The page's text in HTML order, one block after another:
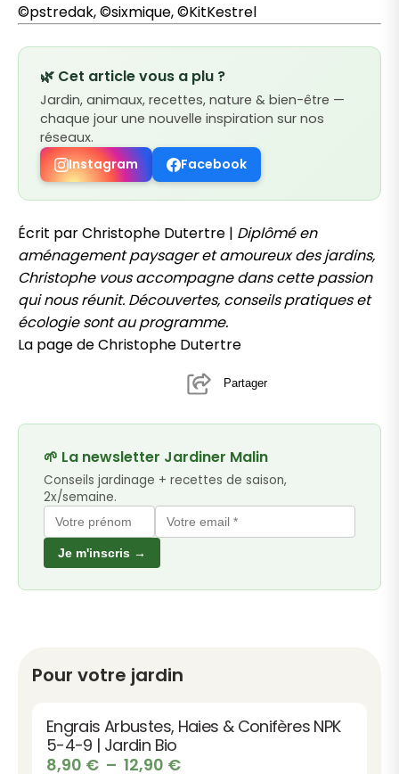
©pstredak, ©sixmique, ©KitKestrel
🌿 Cet article vous a plu ?
Jardin, animaux, recettes, nature & bien-être —
chaque jour une nouvelle inspiration sur nos
réseaux.
Instagram
Facebook
Écrit par Christophe Dutertre | Diplômé en
aménagement paysager et amoureux des jardins,
Christophe vous accompagne dans cette passion
qui nous réunit. Découvertes, conseils pratiques et
écologie sont au programme.
La page de Christophe Dutertre
Partager
🌱 La newsletter Jardiner Malin
Conseils jardinage + recettes de saison,
2x/semaine.
Je m'inscris →
Pour votre jardin
Engrais Plantes Grimpantes NPK 3-6-9 |
Jardin Bio et fleuri
8,90 €